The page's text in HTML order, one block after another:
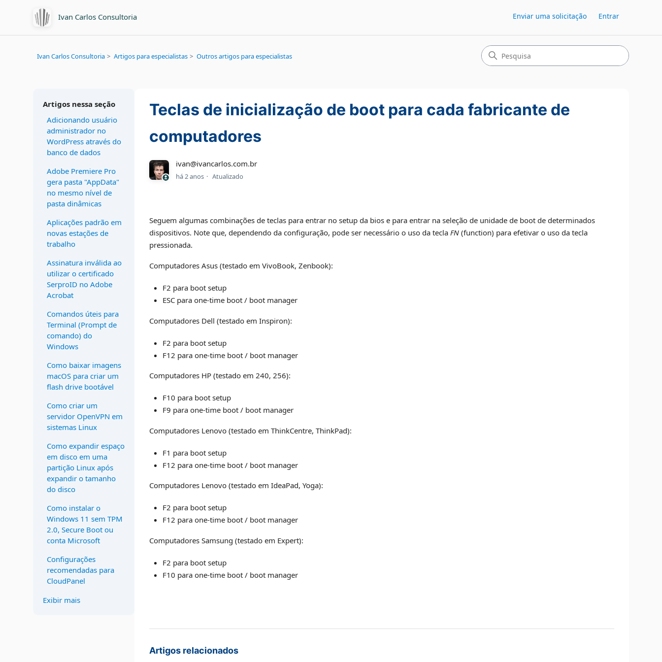
Ivan Carlos Consultoria Enviar uma solicitação Entrar
Ivan Carlos Consultoria Artigos para especialistas Outros artigos para especialistas
Artigos nessa seção
Adicionando usuário
administrador no
WordPress através do
banco de dados
Adobe Premiere Pro
gera pasta "AppData"
no mesmo nível de
pasta dinâmicas
Aplicações padrão em
novas estações de
trabalho
Assinatura inválida ao
utilizar o certificado
SerproID no Adobe
Acrobat
Comandos úteis para
Terminal (Prompt de
comando) do
Windows
Como baixar imagens
macOS para criar um
flash drive bootável
Como criar um
servidor OpenVPN em
sistemas Linux
Como expandir espaço
em disco em uma
partição Linux após
expandir o tamanho
do disco
Como instalar o
Windows 11 sem TPM
2.0, Secure Boot ou
conta Microsoft
Configurações
recomendadas para
CloudPanel
Exibir mais
Teclas de inicialização de boot para cada fabricante de
computadores
ivan@ivancarlos.com.br
há 2 anos Atualizado
Seguem algumas combinações de teclas para entrar no setup da bios e para entrar na seleção de unidade de boot de determinados
dispositivos. Note que, dependendo da configuração, pode ser necessário o uso da tecla FN(function) para efetivar o uso da tecla
pressionada.
Computadores Asus (testado em VivoBook, Zenbook):
F2 para boot setup
ESC para one-time boot / boot manager
Computadores Dell (testado em Inspiron):
F2 para boot setup
F12 para one-time boot / boot manager
Computadores HP (testado em 240, 256):
F10 para boot setup
F9 para one-time boot / boot manager
Computadores Lenovo (testado em ThinkCentre, ThinkPad):
F1 para boot setup
F12 para one-time boot / boot manager
Computadores Lenovo (testado em IdeaPad, Yoga):
F2 para boot setup
F12 para one-time boot / boot manager
Computadores Samsung (testado em Expert):
F2 para boot setup
F10 para one-time boot / boot manager
Artigos relacionados